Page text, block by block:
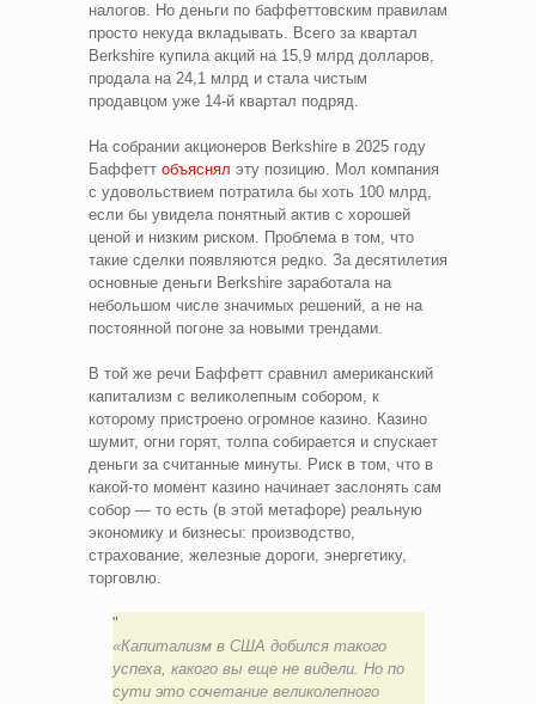
налогов. Но деньги по баффеттовским правилам
просто некуда вкладывать. Всего за квартал
Berkshire купила акций на 15,9 млрд долларов,
продала на 24,1 млрд и стала чистым
продавцом уже 14-й квартал подряд.
На собрании акционеров Berkshire в 2025 году
Баффетт объяснял эту позицию. Мол компания
с удовольствием потратила бы хоть 100 млрд,
если бы увидела понятный актив с хорошей
ценой и низким риском. Проблема в том, что
такие сделки появляются редко. За десятилетия
основные деньги Berkshire заработала на
небольшом числе значимых решений, а не на
постоянной погоне за новыми трендами.
В той же речи Баффетт сравнил американский
капитализм с великолепным собором, к
которому пристроено огромное казино. Казино
шумит, огни горят, толпа собирается и спускает
деньги за считанные минуты. Риск в том, что в
какой-то момент казино начинает заслонять сам
собор — то есть (в этой метафоре) реальную
экономику и бизнесы: производство,
страхование, железные дороги, энергетику,
торговлю.
«Капитализм в США добился такого
успеха, какого вы еще не видели. Но по
сути это сочетание великолепного